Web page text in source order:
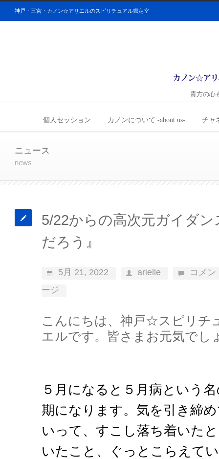
神戸・三宮・カノン☆アリエルのスピリチュアル鑑定室
貴方の心
個人セッション カノンについて -about us- チャ
ニュース
news
5/22からの高次元ガイダ
だろう』
5月 21, 2022 arielle
コメン
ージ
こんにちは、神戸☆スピリチ
エルです。皆さまお元気でし
５月になると５月病という
期になります。気を引き締
いって、すこし落ち着いた
いたこと、ぐっとこらえて